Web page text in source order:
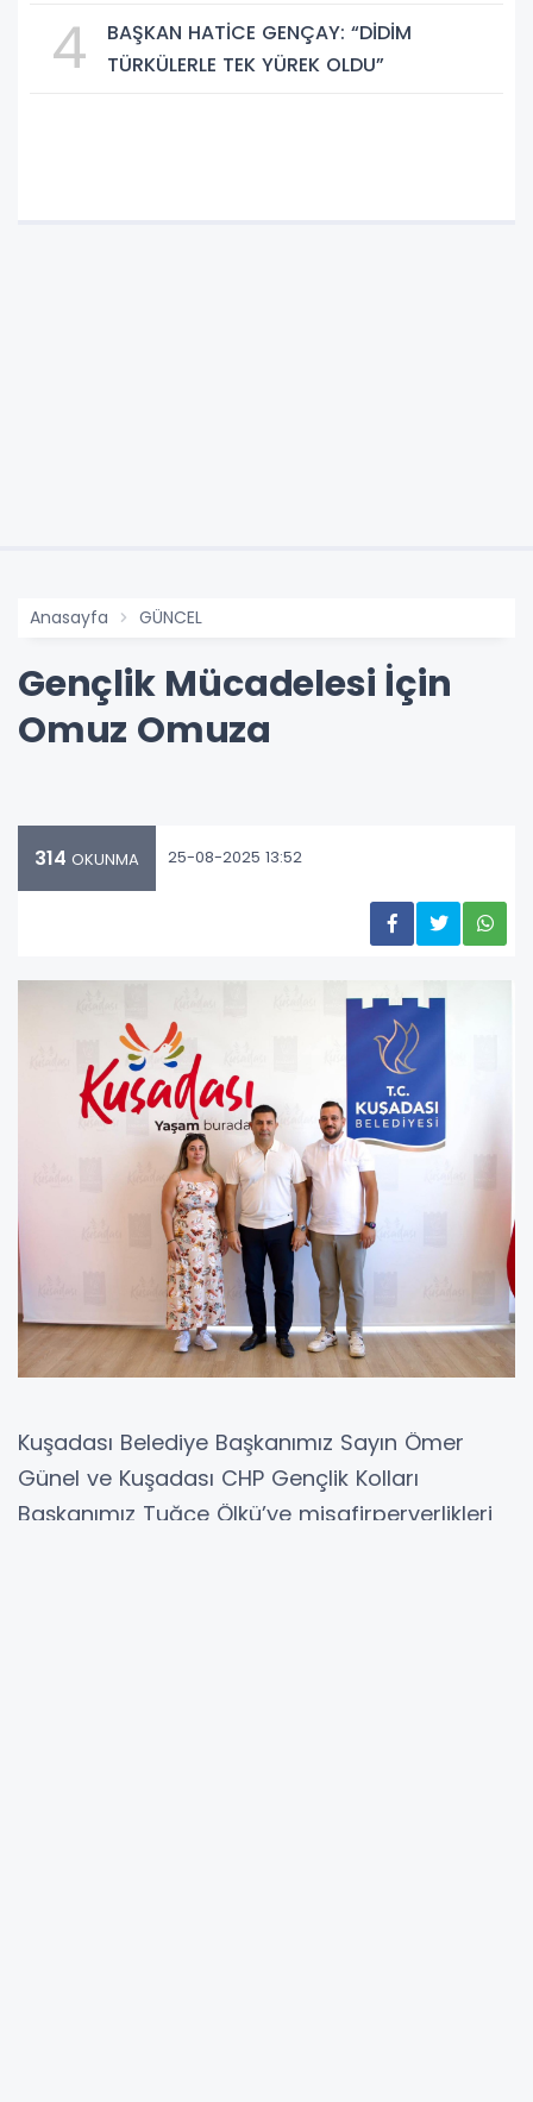
4
BAŞKAN HATİCE GENÇAY: “DİDİM
TÜRKÜLERLE TEK YÜREK OLDU”
Anasayfa GÜNCEL
Gençlik Mücadelesi İçin
Omuz Omuza
314 OKUNMA 25-08-2025 13:52
Kuşadası Belediye Başkanımız Sayın Ömer
Günel ve Kuşadası CHP Gençlik Kolları
Başkanımız Tuğçe Ölkü’ye misafirperverlikleri